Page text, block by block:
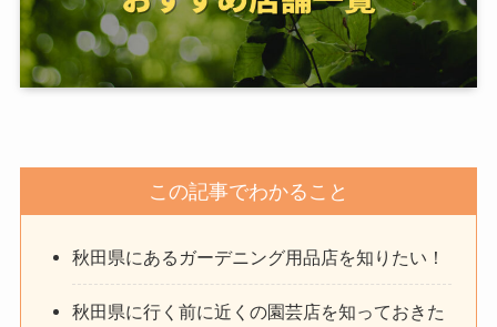
この記事でわかること
秋田県にあるガーデニング用品店を知りたい！
秋田県に行く前に近くの園芸店を知っておきた